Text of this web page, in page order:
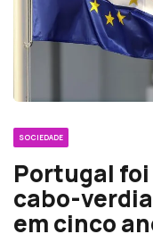
SOCIEDADE
Portugal
cabo-
em cinco